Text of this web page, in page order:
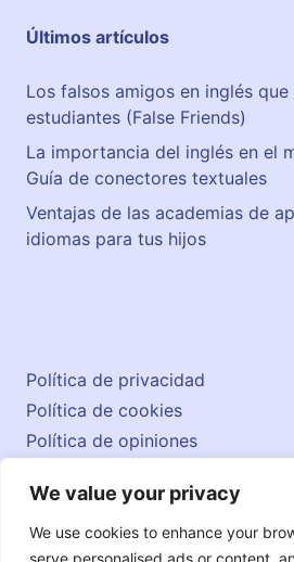
We value your privacy
We use cookies to enhance your
serve personalised ads or content,
Últimos artículos
Los falsos amigos en inglés
estudiantes (False Friends)
La importancia del inglés en el
Guía de conectores textuales
Ventajas de las academias de
idiomas para tus hijos
© 2026 englishatlas.es
Política de privacidad
Política de cookies
Política de opiniones
Contacto